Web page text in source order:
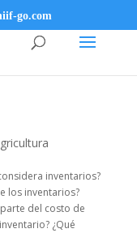
go.com
inventarios?
los inventarios?
del costo de
¿Qué